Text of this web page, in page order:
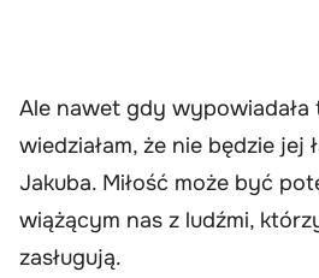
Ale nawet gdy wypowiadała
wiedziałam, że nie będzie jej
Jakuba. Miłość może być
wiążącym nas z ludźmi,
zasługują.